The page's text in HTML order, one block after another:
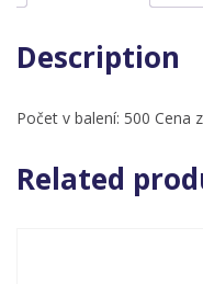
zlatožlutá
quantity
Description
Počet v balení: 500 Cena
Related